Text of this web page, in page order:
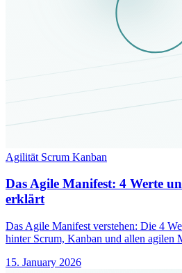
Agilität Scrum Kanban
Das Agile Manifest: 4 Werte
erklärt
Das Agile Manifest verstehen: Die 4
hinter Scrum, Kanban und allen agilen
15. January 2026